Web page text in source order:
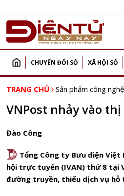
CHUYỂN ĐỔI SỐ XÃ HỘI SỐ
TRANG CHỦ Sản phẩm công nghệ
VNPost nhảy vào
Đào Công
D Tổng Công ty Bưu điện Việt
hội trực tuyến (IVAN) thứ 8 tại
đường truyền, thiếu dịch vụ hỗ